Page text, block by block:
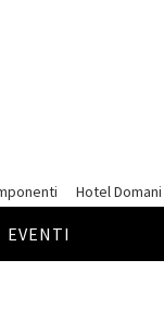
Hotel Domani
EVENTI